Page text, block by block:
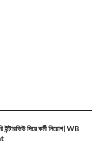
ইন্টারভিউ দিয়ে কর্মী নিয়োগ| WB